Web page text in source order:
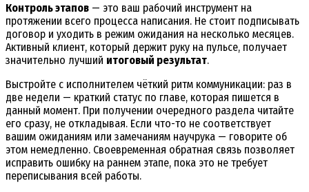
Контроль этапов — это ваш рабочий инструмент на
протяжении всего процесса написания. Не стоит подписывать
договор и уходить в режим ожидания на несколько месяцев.
Активный клиент, который держит руку на пульсе, получает
значительно лучший итоговый результат.
Выстройте с исполнителем чёткий ритм коммуникации: раз в
две недели — краткий статус по главе, которая пишется в
данный момент. При получении очередного раздела читайте
его сразу, не откладывая. Если что-то не соответствует
вашим ожиданиям или замечаниям научрука — говорите об
этом немедленно. Своевременная обратная связь позволяет
исправить ошибку на раннем этапе, пока это не требует
переписывания всей работы.